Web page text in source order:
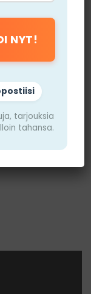
tarjouksia
tahansa.